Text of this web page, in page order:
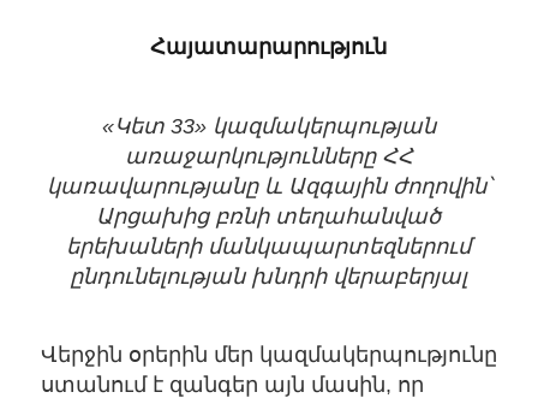
Հայատարարություն
«Կետ 33» կազմակերպության
առաջարկությունները ՀՀ
կառավարությանը և Ազգային ժողովին՝
Արցախից բռնի տեղահանված
երեխաների մանկապարտեզներում
ընդունելության խնդրի վերաբերյալ
Վերջին օրերին մեր կազմակերպությունը
ստանում է զանգեր այն մասին, որ